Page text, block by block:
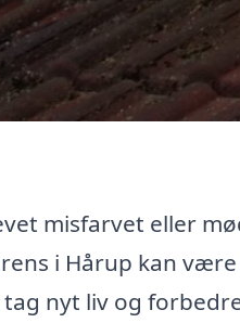
misfarvet eller
i Hårup kan
nyt liv og